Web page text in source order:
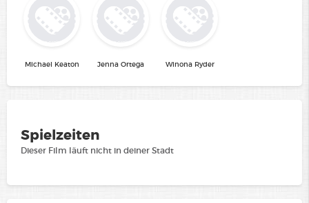
Michael Keaton Jenna Ortega Winona Ryder
Spielzeiten
Dieser Film läuft nicht in deiner Stadt